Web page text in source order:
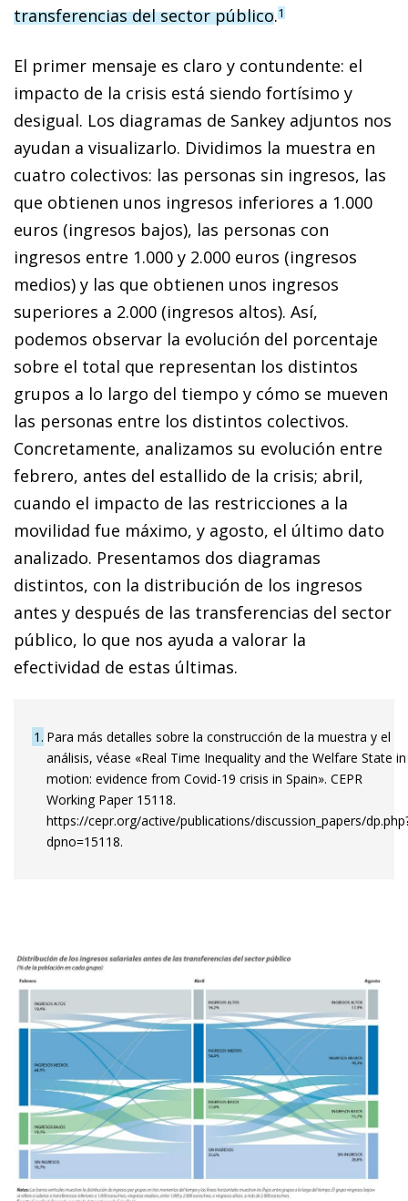
transferencias del sector público.1
El primer mensaje es claro y contundente: el
impacto de la crisis está siendo fortísimo y
desigual. Los diagramas de Sankey adjuntos nos
ayudan a visualizarlo. Dividimos la muestra en
cuatro colectivos: las personas sin ingresos, las
que obtienen unos ingresos inferiores a 1.000
euros (ingresos bajos), las personas con
ingresos entre 1.000 y 2.000 euros (ingresos
medios) y las que obtienen unos ingresos
superiores a 2.000 (ingresos altos). Así,
podemos observar la evolución del porcentaje
sobre el total que representan los distintos
grupos a lo largo del tiempo y cómo se mueven
las personas entre los distintos colectivos.
Concretamente, analizamos su evolución entre
febrero, antes del estallido de la crisis; abril,
cuando el impacto de las restricciones a la
movilidad fue máximo, y agosto, el último dato
analizado. Presentamos dos diagramas
distintos, con la distribución de los ingresos
antes y después de las transferencias del sector
público, lo que nos ayuda a valorar la
efectividad de estas últimas.
1 Para más detalles sobre la construcción de la muestra y el
análisis, véase «Real Time Inequality and the Welfare State in
motion: evidence from Covid-19 crisis in Spain». CEPR
Working Paper 15118.
https://cepr.org/active/publications/discussion_papers/
dpno=15118.